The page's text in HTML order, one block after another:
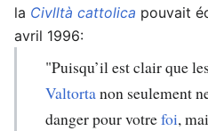
la Civlltà cattolica pouvait
avril 1996:
"Puisqu’il est clair que
Valtortanon seulement
danger pour votrefoi,